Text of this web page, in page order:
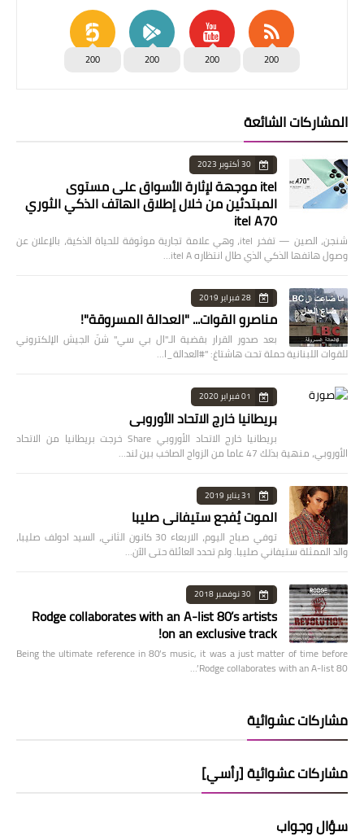
200
200
200
200
المشاركات الشائعة
30 أكتوبر 2023
itel موجهة لإثارة الأسواق على مستوى
المبتدئين من خلال إطلاق الهاتف الذكي الثوري
itel A70
شنجن، الصين — تفخر itel، وهي علامة تجارية موثوقة للحياة الذكية، بالإعلان عن
وصول هاتفها الذكي الذي طال انتظاره itel A…
28 فبراير 2019
مناصرو القوات... "العدالة المسروقة"!
بعد صدور القرار بقضية الـ"ال بي سي" شنّ الجيش الإلكتروني
للقوات اللبنانية حملة تحت هاشتاغ: "#العدالة_ا…
01 فبراير 2020
بريطانيا خارج الاتحاد الأوروبي
بريطانيا خارج الاتحاد الأوروبي Share خرجت بريطانيا من الاتحاد
الأوروبي، منهية بذلك 47 عاما من الزواج الصاخب بين لند…
31 يناير 2019
الموت يُفجع ستيفاني صليبا
توفي صباح اليوم، الاربعاء 30 كانون الثاني، السيد ادولف صليبا،
والد الممثلة ستيفاني صليبا. ولم تحدد العائلة حتى الآن…
30 نوفمبر 2018
Rodge collaborates with an A-list 80’s artists
on an exclusive track!
Being the ultimate reference in 80’s music, it was a just matter of time before
Rodge collaborates with an A-list 80’…
مشاركات عشوائية
مشاركات عشوائية [رأسي]
سؤال وجواب